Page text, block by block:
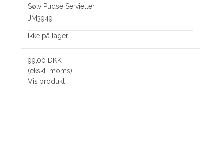
Sølv Pudse Servietter
JM3949
Ikke på lager
99,00 DKK
(ekskl. moms)
Vis produkt